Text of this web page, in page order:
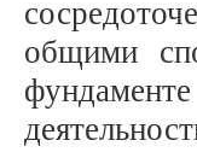
общими